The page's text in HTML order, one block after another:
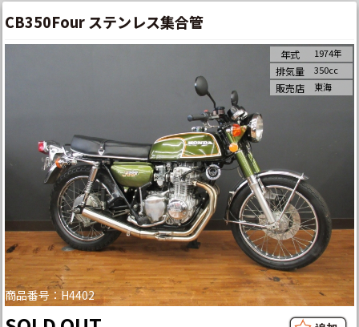
CB350Four ステンレス集合管
商品番号：H4402
年式 1974年
排気量 350cc
販売店 東海